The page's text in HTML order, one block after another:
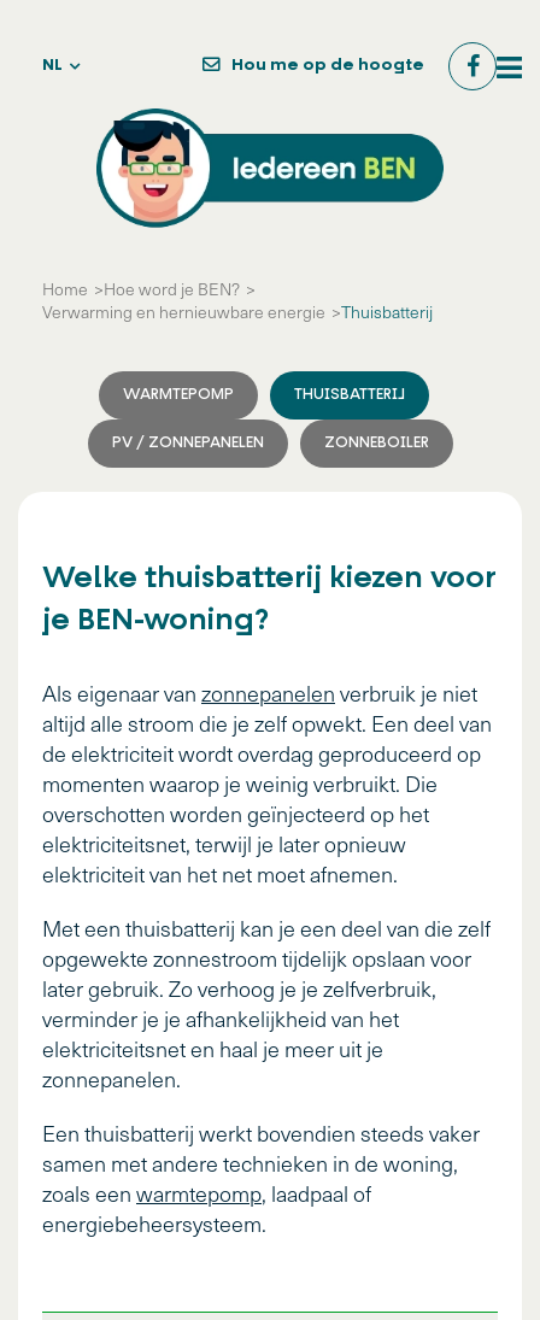
Hou me op de hoogte
NL
Home
Hoe word je BEN?
Verwarming en hernieuwbare energie Thuisbatterij
WARMTEPOMP THUISBATTERIJ
PV / ZONNEPANELEN ZONNEBOILER
Welke thuisbatterij kiezen voor
je BEN-woning?
Als eigenaar van zonnepanelen verbruik je niet
altijd alle stroom die je zelf opwekt. Een deel van
de elektriciteit wordt overdag geproduceerd op
momenten waarop je weinig verbruikt. Die
overschotten worden geïnjecteerd op het
elektriciteitsnet, terwijl je later opnieuw
elektriciteit van het net moet afnemen.
Met een thuisbatterij kan je een deel van die zelf
opgewekte zonnestroom tijdelijk opslaan voor
later gebruik. Zo verhoog je je zelfverbruik,
verminder je je afhankelijkheid van het
elektriciteitsnet en haal je meer uit je
zonnepanelen.
Een thuisbatterij werkt bovendien steeds vaker
samen met andere technieken in de woning,
zoals een warmtepomp, laadpaal of
energiebeheersysteem.